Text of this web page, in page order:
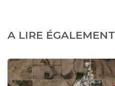
A LIRE ÉGALEMENT